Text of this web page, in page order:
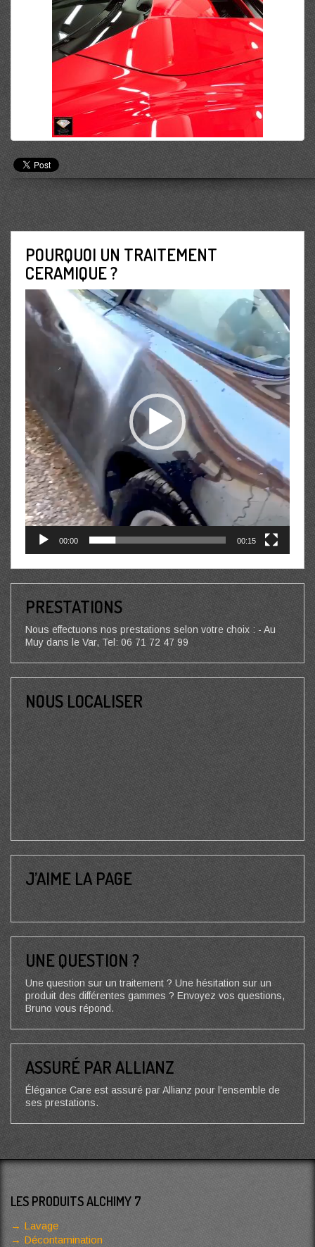
POURQUOI UN TRAITEMENT
CERAMIQUE ?
Lecteur
vidéo
00:00 00:15
PRESTATIONS
Nous effectuons nos prestations selon votre choix : - Au
Muy dans le Var, Tel: 06 71 72 47 99
NOUS LOCALISER
J’AIME LA PAGE
UNE QUESTION ?
Une question sur un traitement ? Une hésitation sur un
produit des différentes gammes ? Envoyez vos questions,
Bruno vous répond.
ASSURÉ PAR ALLIANZ
Élégance Care est assuré par Allianz pour l'ensemble de
ses prestations.
LES PRODUITS ALCHIMY 7
Lavage
Décontamination